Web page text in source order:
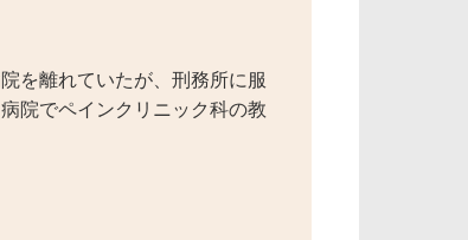
を離れていたが、刑務所に服
院でペインクリニック科の教